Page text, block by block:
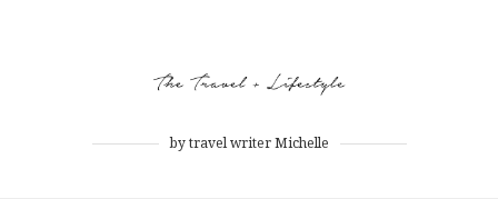
by travel writer Michelle